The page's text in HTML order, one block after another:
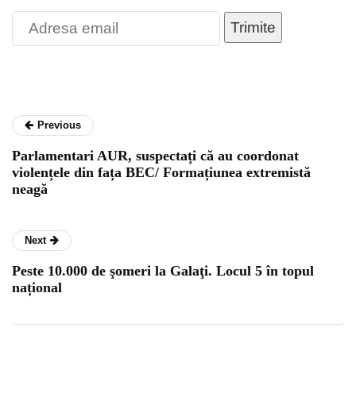
Trimite
Previous
Parlamentari AUR, suspectați că au coordonat
violențele din fața BEC/ Formațiunea extremistă
neagă
Next
Peste 10.000 de şomeri la Galaţi. Locul 5 în topul
național